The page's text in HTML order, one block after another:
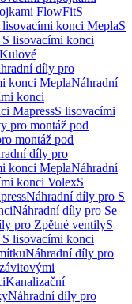
FlowFitS
konci MeplaS
lisovacími konci
díly pro
konci MeplaNáhradní
konci
MapressS lisovacími
pro montáž pod
montáž pod
díly pro
konci MeplaNáhradní
konci VolexS
Náhradní díly pro S
Náhradní díly pro Se
pro Zpětné ventilyS
lisovacími konci
Náhradní díly pro
Kanalizační
Náhradní díly pro